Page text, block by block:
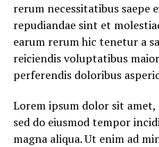
rerum necessitatibus saepe
repudiandae sint et
earum rerum hic tenetur a
reiciendis voluptatibus
perferendis doloribus
Lorem ipsum dolor sit
sed do eiusmod tempor
magna aliqua. Ut enim ad